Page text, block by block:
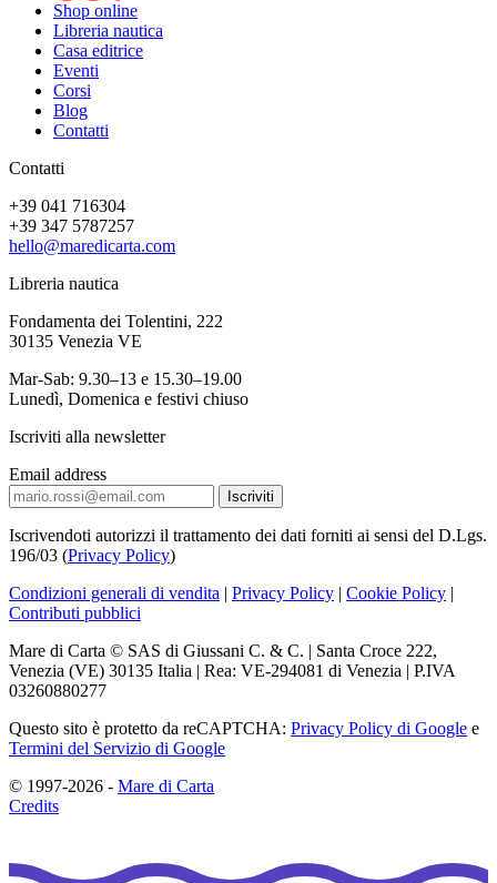
Shop online
Libreria nautica
Casa editrice
Eventi
Corsi
Blog
Contatti
Contatti
+39 041 716304
+39 347 5787257
hello@maredicarta.com
Libreria nautica
Fondamenta dei Tolentini, 222
30135 Venezia VE
Mar-Sab: 9.30–13 e 15.30–19.00
Lunedì, Domenica e festivi chiuso
Iscriviti alla newsletter
Email address
Iscrivendoti autorizzi il trattamento dei dati forniti ai sensi del D.Lgs.
196/03 (Privacy Policy)
Condizioni generali di vendita | Privacy Policy | Cookie Policy |
Contributi pubblici
Mare di Carta © SAS di Giussani C. & C. | Santa Croce 222,
Venezia (VE) 30135 Italia | Rea: VE-294081 di Venezia | P.IVA
03260880277
Questo sito è protetto da reCAPTCHA: Privacy Policy di Google e
Termini del Servizio di Google
© 1997-2026 - Mare di Carta
Credits